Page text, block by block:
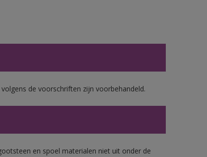
de voorschriften zijn voorbehandeld.
en spoel materialen niet uit onder de